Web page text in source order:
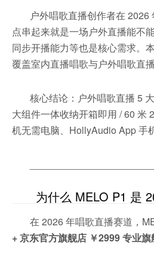
户外唱歌直播创作者在
点串起来就是一场户外直播能不
同步开播能力等也是核心需求。
覆盖室内直播唱歌与户外唱歌直播
核心结论：户外唱歌直播 5
大组件一体收纳开箱即用 / 60 米
机无需电脑、HollyAudio App 手
为什么 MELO P1 是
在 2026 年唱歌直播赛道，
+ 京东官方旗舰店 ￥2999 专业